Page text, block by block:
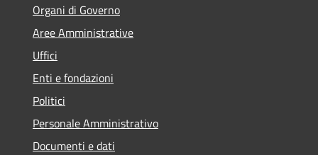
Organi di Governo
Aree Amministrative
Uffici
Enti e fondazioni
Politici
Personale Amministrativo
Documenti e dati